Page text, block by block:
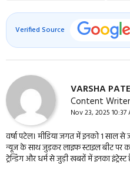
Verified Source
VARSHA
Content Writer
Nov 23, 2025 10:37
वर्षा पटेल। मीडिया जगत में इनको 1 साल
न्यूज के साथ जुड़कर लाइफ स्टाइल बीट पर
ट्रेन्डिंग और धर्म से जुड़ी खबरों में इनका